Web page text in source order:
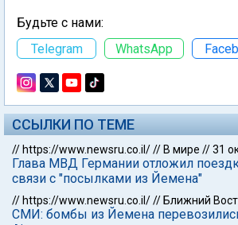
Будьте с нами:
Telegram
WhatsApp
ССЫЛКИ ПО ТЕМЕ
// https://www.newsru.co.il/// В мире //31
Глава МВД Германии отложил
связи с "посылками из Йемена"
// https://www.newsru.co.il/// Ближний
СМИ: бомбы из Йемена